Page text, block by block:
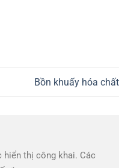
Bồn khuấy hóa chất
hiển thị công khai. Các